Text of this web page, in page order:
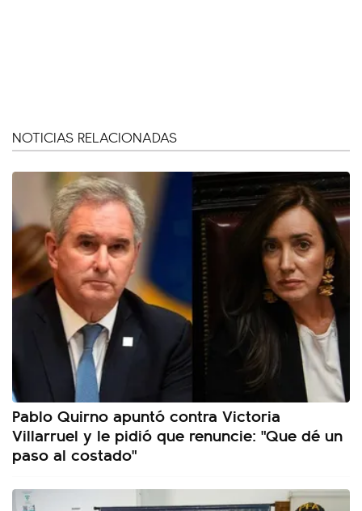
NOTICIAS RELACIONADAS
Pablo Quirno apuntó contra Victoria
Villarruel y le pidió que renuncie: "Que dé un
paso al costado"